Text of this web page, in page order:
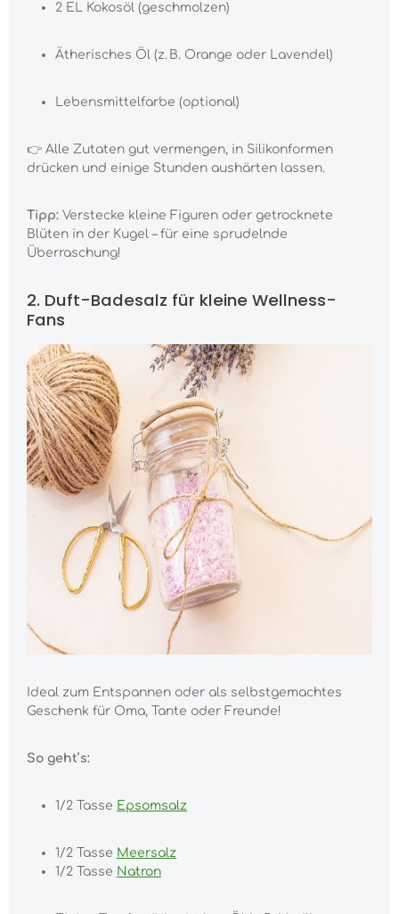
2 EL Kokosöl (geschmolzen)
Ätherisches Öl (z. B. Orange oder Lavendel)
Lebensmittelfarbe (optional)
👉 Alle Zutaten gut vermengen, in Silikonformen
drücken und einige Stunden aushärten lassen.
Tipp: Verstecke kleine Figuren oder getrocknete
Blüten in der Kugel – für eine sprudelnde
Überraschung!
2. Duft-Badesalz für kleine Wellness-
Fans
Ideal zum Entspannen oder als selbstgemachtes
Geschenk für Oma, Tante oder Freunde!
So geht’s:
1/2 Tasse Epsomsalz
1/2 Tasse Meersalz
1/2 Tasse Natron